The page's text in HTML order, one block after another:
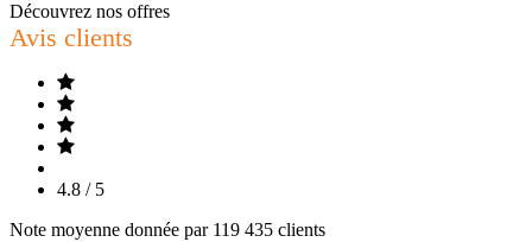
Découvrez nos offres
Avis clients
4.8 / 5
Note moyenne donnée par 119 435 clients